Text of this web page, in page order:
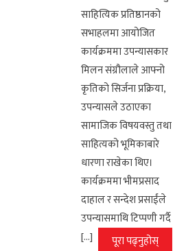
साहित्यिक प्रतिष्ठानको
सभाहलमा आयोजित
कार्यक्रममा उपन्यासकार
मिलन संग्रौलाले आफ्नो
कृतिको सिर्जना प्रक्रिया,
उपन्यासले उठाएका
सामाजिक विषयवस्तु तथा
साहित्यको भूमिकाबारे
धारणा राखेका थिए।
कार्यक्रममा भीमप्रसाद
दाहाल र सन्देश प्रसाईंले
उपन्यासमाथि टिप्पणी गर्दै
[…]
पूरा पढ्नुहोस्